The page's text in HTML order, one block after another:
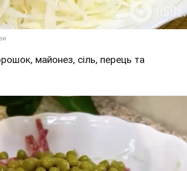
майонез, сіль, перець та